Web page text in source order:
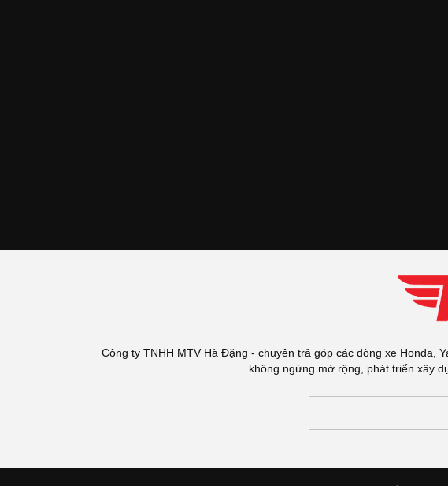
Công ty TNHH MTV Hà Đặng - chuyên trả góp các dòng xe Honda,
không ngừng mở rộng, phát triển xây